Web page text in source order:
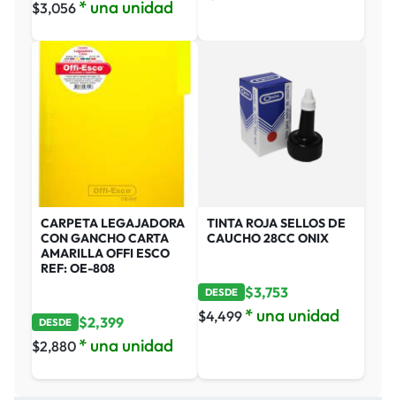
$3,056 * una unidad
CARPETA LEGAJADORA
CON GANCHO CARTA
AMARILLA OFFI ESCO
REF: OE-808
DESDE $2,399
$2,880 * una unidad
TINTA ROJA SELLOS DE
CAUCHO 28CC ONIX
DESDE $3,753
$4,499 * una unidad